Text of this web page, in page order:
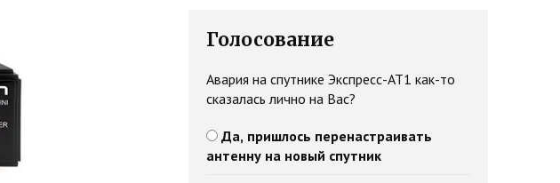
Голосование
Авария на спутнике Экспресс-АТ1 как-то
сказалась лично на Вас?
Да, пришлось перенастраивать
антенну на новый спутник